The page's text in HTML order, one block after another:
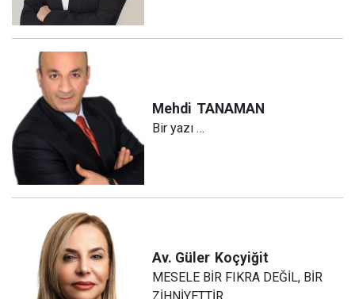
Mehdi TANAMAN
Bir yazı …
Av. Güler Koçyiğit
MESELE BİR FIKRA DEĞİL, BİR